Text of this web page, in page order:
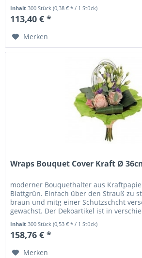
Inhalt 300 Stück(0,38 € * / 1 Stück)
113,40 € *
Merken
Wraps Bouquet Cover Kraft Ø
moderner Bouquethalter aus
Blattgrün. Einfach über den Strauß zu
braun und mitg einer Schutzschcht
gewachst. Der Dekoartikel ist in
Inhalt300 Stück(0,53 € * / 1 Stück)
158,76 € *
Merken